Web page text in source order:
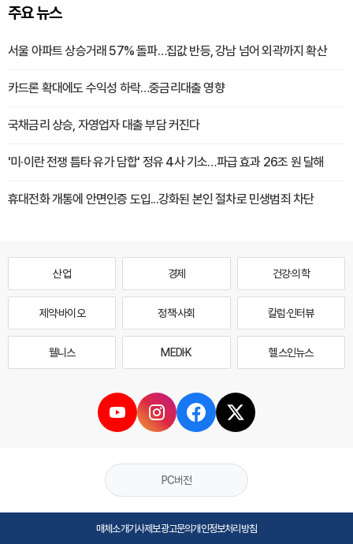
주요 뉴스
서울 아파트 상승거래 57% 돌파…집값 반등, 강남 넘어 외곽까지 확산
카드론 확대에도 수익성 하락…중금리대출 영향
국채금리 상승, 자영업자 대출 부담 커진다
'미·이란 전쟁 틈타 유가 담합' 정유 4사 기소…파급 효과 26조 원 달해
휴대전화 개통에 안면인증 도입...강화된 본인 절차로 민생범죄 차단
산업 경제 건강·의학
제약·바이오 정책·사회 칼럼·인터뷰
웰니스 MEDI·K 헬스인뉴스
PC버전
매체소개기사제보광고문의개인정보처리방침